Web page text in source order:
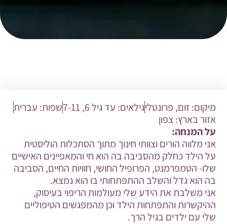
מיקום:זום, פרונטליגילאים: עד גיל 6 ,
7-11שפות: עברית
אזור בארץ: צפון
על המנחה:
אני מלווה הורים וצוותי חינוך מתוך הסתכלות הוליסטית
על הילד כחלק מהסביבה בה הוא חי והמאפיינים האישיים
שלו- הטמפרמנט, הפרופיל החושי, חוויות החיים, הסביבה
בה הוא גדל והשלב ההתפתחותי בו הוא נמצא.
אני משלבת את הידע שלי מעולמות הריפוי בעיסוק,
ההיקשרות והתפתחות הילד וכן מהמפגשים הטיפוליים
שלי עם ילדים בגיל הרך.